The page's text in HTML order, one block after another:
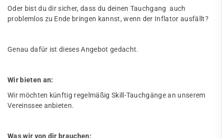
Oder bist du dir sicher, dass du deinen Tauchgang auch
problemlos zu Ende bringen kannst, wenn der Inflator ausfällt?
Genau dafür ist dieses Angebot gedacht.
Wir bieten an:
Wir möchten künftig regelmäßig Skill-Tauchgänge an unserem
Vereinssee anbieten.